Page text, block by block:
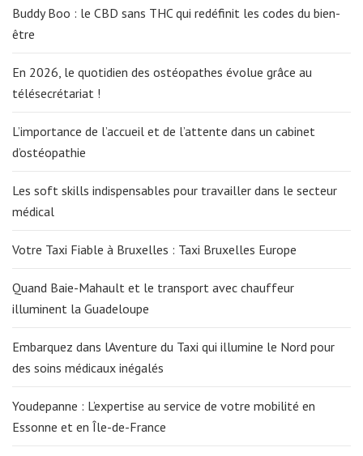
Buddy Boo : le CBD sans THC qui redéfinit les codes du bien-
être
En 2026, le quotidien des ostéopathes évolue grâce au
télésecrétariat !
L’importance de l’accueil et de l’attente dans un cabinet
d’ostéopathie
Les soft skills indispensables pour travailler dans le secteur
médical
Votre Taxi Fiable à Bruxelles : Taxi Bruxelles Europe
Quand Baie-Mahault et le transport avec chauffeur
illuminent la Guadeloupe
Embarquez dans lAventure du Taxi qui illumine le Nord pour
des soins médicaux inégalés
Youdepanne : L’expertise au service de votre mobilité en
Essonne et en Île-de-France